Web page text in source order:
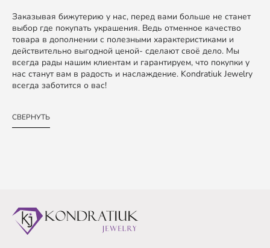
Заказывая бижутерию у нас, перед вами больше не станет
выбор где покупать украшения. Ведь отменное качество
товара в дополнении с полезными характеристиками и
действительно выгодной ценой- сделают своё дело. Мы
всегда рады нашим клиентам и гарантируем, что покупки у
нас станут вам в радость и наслаждение. Kondratiuk Jewelry
всегда заботится о вас!
СВЕРНУТЬ